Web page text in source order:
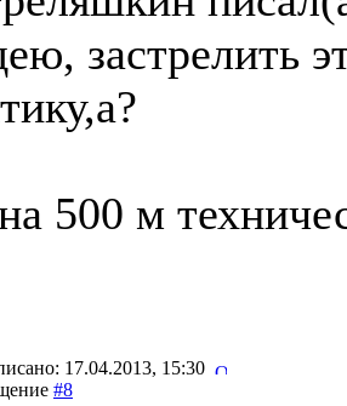
застрелить
500 м
17.04.2013, 15:30
#8